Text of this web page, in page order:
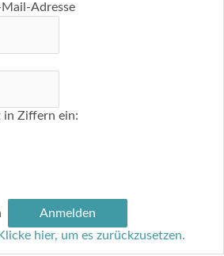
Mail-Adresse
in Ziffern ein:
Klicke hier, um es zurückzusetzen.